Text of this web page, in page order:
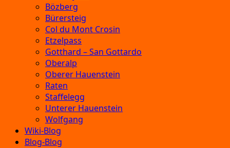
Bözberg
Bürersteig
Col du Mont Crosin
Etzelpass
Gotthard – San Gottardo
Oberalp
Oberer Hauenstein
Raten
Staffelegg
Unterer Hauenstein
Wolfgang
Wiki-Blog
Blog-Blog